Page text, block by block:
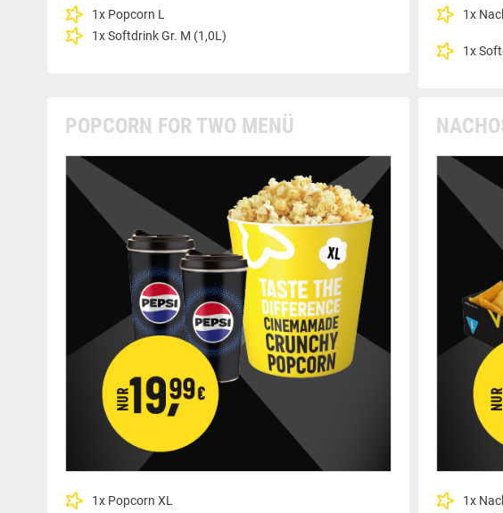
1x Popcorn L
1x Softdrink Gr. M (1,0L)
1x
1x
POPCORN FOR TWO MENÜ
1x Popcorn XL
1x